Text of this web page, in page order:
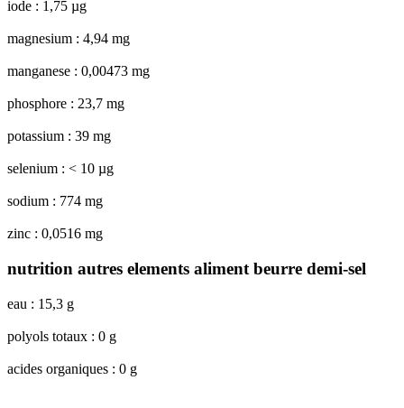
iode : 1,75 µg
magnesium : 4,94 mg
manganese : 0,00473 mg
phosphore : 23,7 mg
potassium : 39 mg
selenium : < 10 µg
sodium : 774 mg
zinc : 0,0516 mg
nutrition autres elements aliment beurre demi-sel
eau : 15,3 g
polyols totaux : 0 g
acides organiques : 0 g